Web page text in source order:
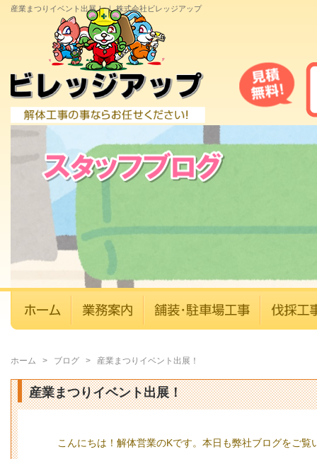
産業まつりイベント出展！ ｜ 株式会社ビレッジアップ
ホーム > ブログ > 産業まつりイベント出展！
産業まつりイベント出展！
こんにちは！解体営業のKです。本日も弊社ブログをご覧